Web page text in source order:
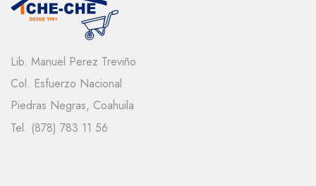
Lib. Manuel Perez Treviño
Col. Esfuerzo Nacional
Piedras Negras, Coahuila
Tel. (878) 783 11 56